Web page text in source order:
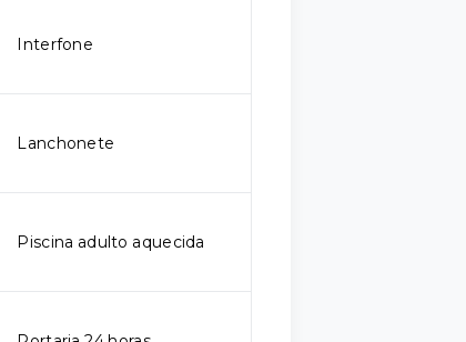
Interfone
Lanchonete
Piscina adulto aquecida